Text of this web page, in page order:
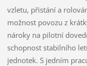
vzletu, přistání a
možnost povozu z
nároky na pilotní
schopnost stabilního
jednotek. S jedním